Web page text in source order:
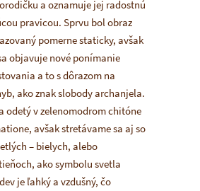
a oznamuje jej radostnú
pravicou. Sprvu bol obraz
pomerne staticky, avšak
objavuje nové ponímanie
a to s dôrazom na
ako znak slobody archanjela.
odetý v zelenomodrom chitóne
avšak stretávame sa aj so
– bielych, alebo
ako symbolu svetla
je ľahký a vzdušný, čo